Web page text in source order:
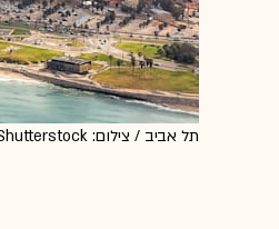
תל אביב / צילום: Shutterstock